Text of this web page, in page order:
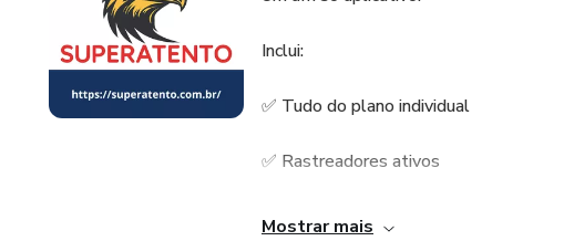
Inclui:
✅ Tudo do plano individual
✅ Rastreadores ativos
✅ Economia na mensalidade
Mostrar mais